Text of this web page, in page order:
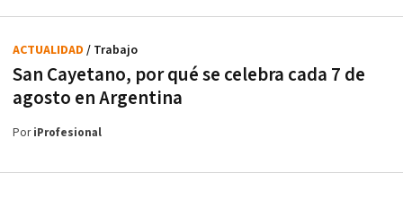
San Cayetano, por qué se celebra cada 7 de
agosto en Argentina
ACTUALIDAD / Trabajo
PoriProfesional